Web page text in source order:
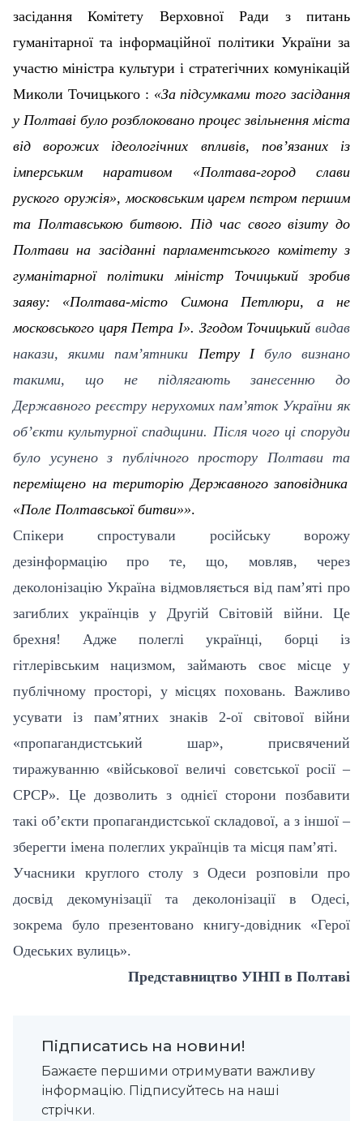
засідання Комітету Верховної Ради з питань
гуманітарної та інформаційної політики України за
участю міністра культури і стратегічних комунікацій
Миколи Точицького : «За підсумками того засідання
у Полтаві було розблоковано процес звільнення міста
від ворожих ідеологічних впливів, пов’язаних із
імперським наративом «Полтава-город слави
руского оружія», московським царем пєтром першим
та Полтавською битвою.Під час cвого візиту до
Полтави на засіданні парламентського комітетуз
гуманітарної політики міністр Точицький зробив
заяву: «Полтава-місто Симона Петлюри, а не
московського царя Петра I». Згодом Точицький видав
накази, якими пам’ятники Петру I
було визнано
такими, що не підлягають занесенню до
Державного реєстру нерухомих пам’яток України як
об’єкти культурної спадщини. Після чого ці споруди
було усунено з публічного простору Полтави та
переміщено на територію Державного заповідника
«Поле Полтавської битви»».
Спікери спростували російську ворожу
дезінформацію про те, що, мовляв, через
деколонізацію Україна відмовляється від памʼяті про
загиблих українців у Другій Світовій війни. Це
брехня! Адже полеглі українці, борці із
гітлерівським нацизмом, займають своє місце у
публічному просторі, у місцях поховань. Важливо
усувати із пам’ятних знаків 2-ої світової війни
«пропагандистський шар», присвячений
тиражуванню «військової величі совєтської росії –
СРСР». Це дозволить з однієї сторони позбавити
такі обʼєкти пропагандистської складової, а з іншої –
зберегти імена полеглих українців та місця памʼяті.
Учасники круглого столу з Одеси розповіли про
досвід декомунізації та деколонізації в Одесі,
зокрема було презентовано книгу-довідник «Герої
Одеських вулиць».
Представництво УІНП в Полтаві
Підписатись на новини!
Бажаєте першими отримувати важливу
інформацію. Підписуйтесь на наші
стрічки.